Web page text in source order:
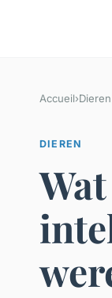
Accueil›Dieren
DIEREN